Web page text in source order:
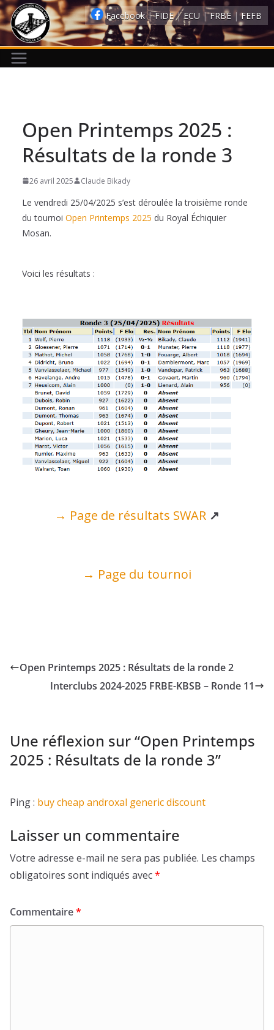
Passer
au
contenu
Open Printemps 2025 :
Résultats de la ronde 3
26 avril 2025 Claude Bikady
Le vendredi 25/04/2025 s’est déroulée la troisième ronde
du tournoi Open Printemps 2025 du Royal Échiquier
Mosan.
Voici les résultats :
→ Page de résultats SWAR ↗
→ Page du tournoi
Open Printemps 2025 : Résultats de la ronde 2
Interclubs 2024-2025 FRBE-KBSB – Ronde 11
Une réflexion sur “Open Printemps
2025 : Résultats de la ronde 3”
Ping : buy cheap androxal generic discount
Laisser un commentaire
Votre adresse e-mail ne sera pas publiée. Les champs
obligatoires sont indiqués avec*
Commentaire*
Facebook| FIDE| ECU | FRBE | FEFB